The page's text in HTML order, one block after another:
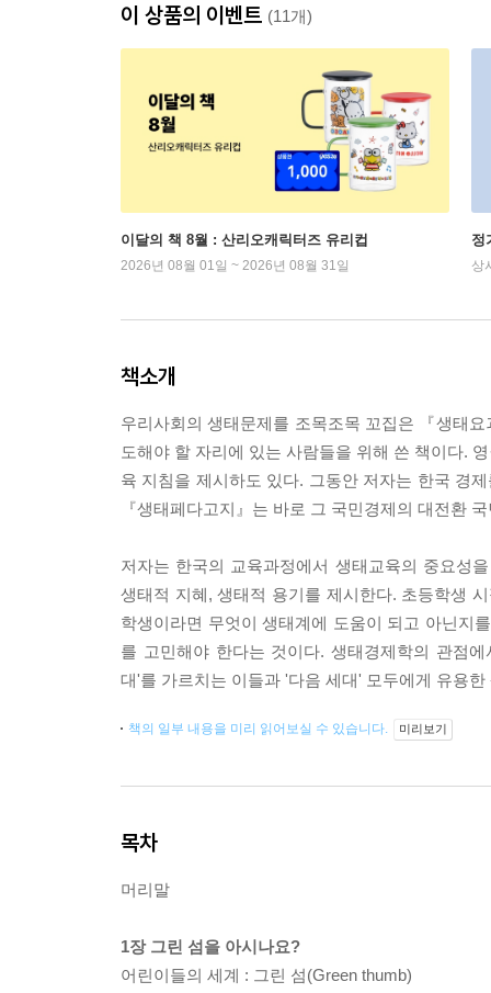
이 상품의 이벤트 (11개)
이달의 책 8월 : 산리오캐릭터즈 유리컵
2026년 08월 01일 ~ 2026년 08월 31일
정
상
책소개
우리사회의 생태문제를 조목조목 꼬집은 『생태
도해야 할 자리에 있는 사람들을 위해 쓴 책이다.
육 지침을 제시하도 있다. 그동안 저자는 한국 경
『생태페다고지』는 바로 그 국민경제의 대전환
저자는 한국의 교육과정에서 생태교육의 중요성
생태적 지혜, 생태적 용기를 제시한다. 초등학생
학생이라면 무엇이 생태계에 도움이 되고 아닌지
를 고민해야 한다는 것이다. 생태경제학의 관점
대'를 가르치는 이들과 '다음 세대' 모두에게 유용
책의 일부 내용을 미리 읽어보실 수 있습니다. 미리보기
목차
머리말
1장 그린 섬을 아시나요?
어린이들의 세계 : 그린 섬(Green thumb)